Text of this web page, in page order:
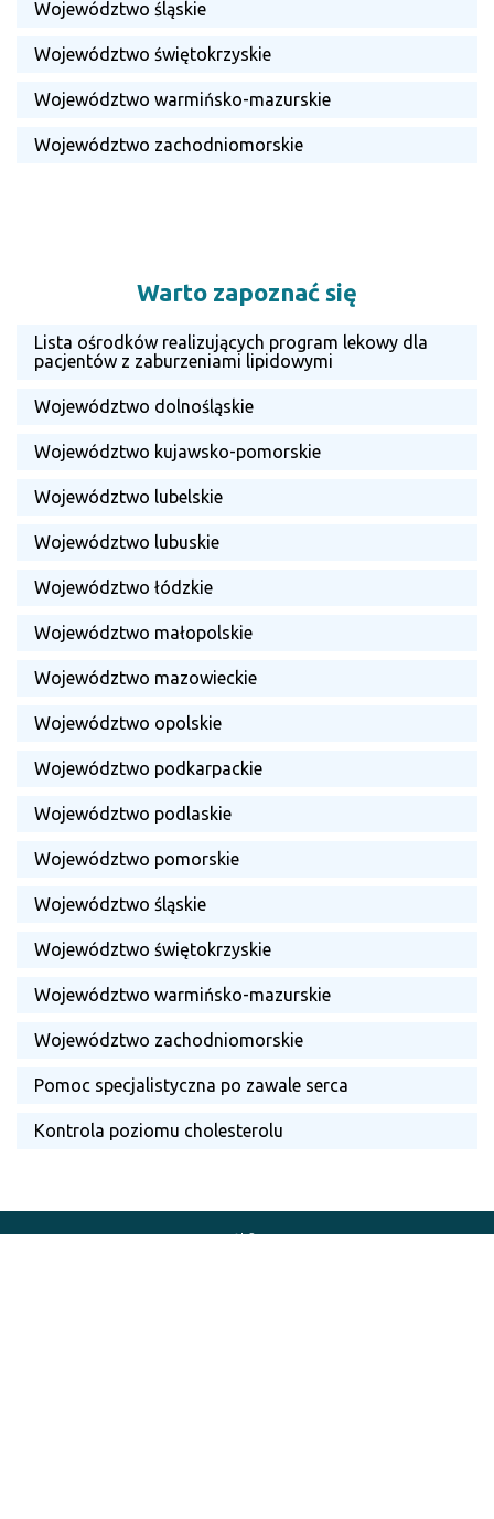
Województwo śląskie
Województwo świętokrzyskie
Województwo warmińsko-mazurskie
Województwo zachodniomorskie
Warto zapoznać się
Lista ośrodków realizujących program lekowy dla
pacjentów z zaburzeniami lipidowymi
Województwo dolnośląskie
Województwo kujawsko-pomorskie
Województwo lubelskie
Województwo lubuskie
Województwo łódzkie
Województwo małopolskie
Województwo mazowieckie
Województwo opolskie
Województwo podkarpackie
Województwo podlaskie
Województwo pomorskie
Województwo śląskie
Województwo świętokrzyskie
Województwo warmińsko-mazurskie
Województwo zachodniomorskie
Pomoc specjalistyczna po zawale serca
Kontrola poziomu cholesterolu